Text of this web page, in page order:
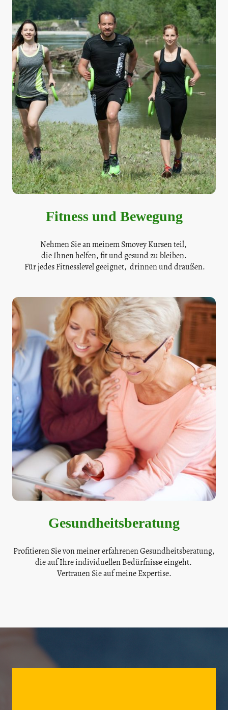
Fitness und Bewegung
Nehmen Sie an meinem Smovey Kursen teil,
die Ihnen helfen, fit und gesund zu bleiben.
Für jedes Fitnesslevel geeignet, drinnen und draußen.
Gesundheitsberatung
Profitieren Sie von meiner erfahrenen Gesundheitsberatung,
die auf Ihre individuellen Bedürfnisse eingeht.
Vertrauen Sie auf meine Expertise.